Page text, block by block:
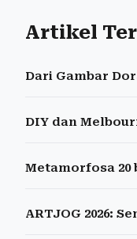
Artikel
Dari Gambar
DIY dan
Metamorfosa 20
ARTJOG 2026: